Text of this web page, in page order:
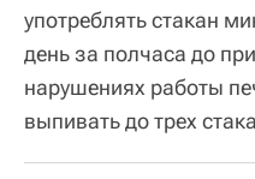
употреблять стакан
день за полчаса до
нарушениях работы
выпивать до трех